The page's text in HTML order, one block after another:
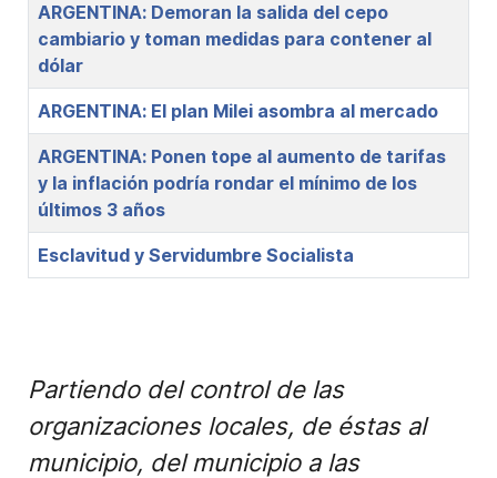
ARGENTINA: Demoran la salida del cepo
cambiario y toman medidas para contener al
dólar
ARGENTINA: El plan Milei asombra al mercado
ARGENTINA: Ponen tope al aumento de tarifas
y la inflación podría rondar el mínimo de los
últimos 3 años
Esclavitud y Servidumbre Socialista
Partiendo del control de las
organizaciones locales, de éstas al
municipio, del municipio a las